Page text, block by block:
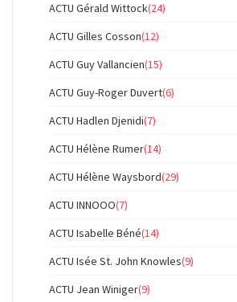
ACTU Gérald Wittock(24)
ACTU Gilles Cosson(12)
ACTU Guy Vallancien(15)
ACTU Guy-Roger Duvert(6)
ACTU Hadlen Djenidi(7)
ACTU Hélène Rumer(14)
ACTU Hélène Waysbord(29)
ACTU INNOOO(7)
ACTU Isabelle Béné(14)
ACTU Isée St. John Knowles(9)
ACTU Jean Winiger(9)